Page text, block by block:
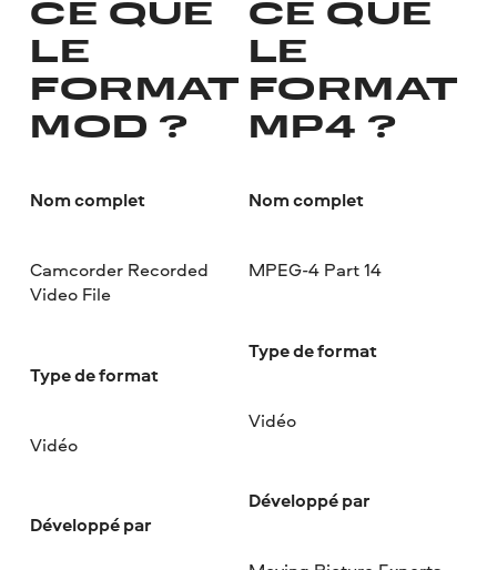
CE QUE
LE
FORMAT
MOD ?
Nom complet
Camcorder Recorded
Video File
Type de format
Vidéo
Développé par
CE QUE
LE
FORMAT
MP4 ?
Nom complet
MPEG-4 Part 14
Type de format
Vidéo
Développé par